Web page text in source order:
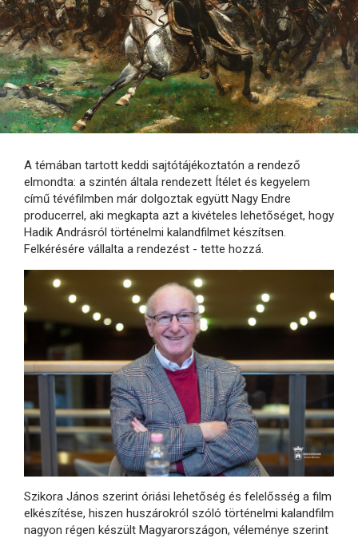
A témában tartott keddi sajtótájékoztatón a rendező
elmondta: a szintén általa rendezett Ítélet és kegyelem
című tévéfilmben már dolgoztak együtt Nagy Endre
producerrel, aki megkapta azt a kivételes lehetőséget, hogy
Hadik Andrásról történelmi kalandfilmet készítsen.
Felkérésére vállalta a rendezést - tette hozzá.
Szikora János szerint óriási lehetőség és felelősség a film
elkészítése, hiszen huszárokról szóló történelmi kalandfilm
nagyon régen készült Magyarországon, véleménye szerint